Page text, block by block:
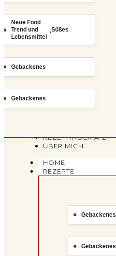
Neue Food
Trend und
Lebensmittel
,Süßes
Gebackenes
Gebackenes
REZEPTINDEX A-Z
ÜBER MICH
HOME
REZEPTE
Gebackenes
Gebackenes